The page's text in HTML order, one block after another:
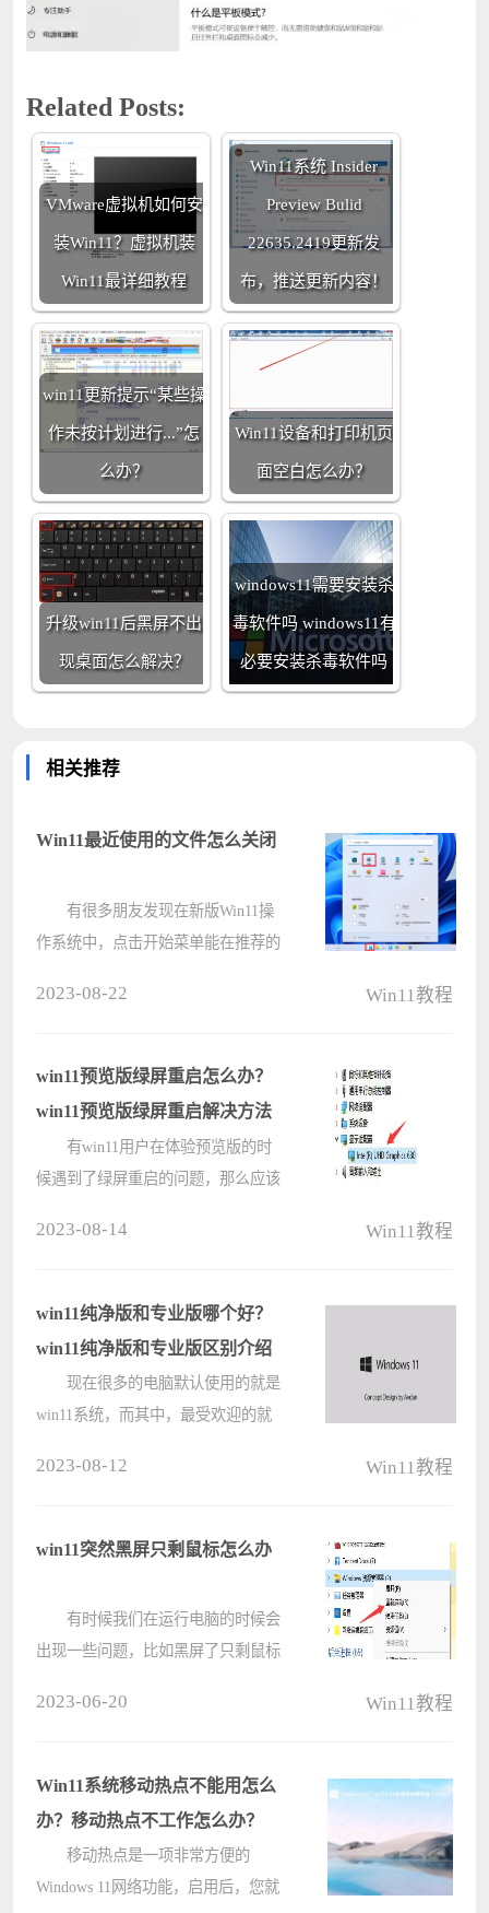
Related Posts:
VMware虚拟机如何安
装Win11？虚拟机装
Win11最详细教程
Win11系统 Insider
Preview Bulid
22635.2419更新发
布，推送更新内容！
win11更新提示“某些操
作未按计划进行...”怎
么办？
Win11设备和打印机页
面空白怎么办？
升级win11后黑屏不出
现桌面怎么解决？
windows11需要安装杀
毒软件吗 windows11有
必要安装杀毒软件吗
相关推荐
Win11最近使用的文件怎么关闭
有很多朋友发现在新版Win11操
作系统中，点击开始菜单能在推荐的
来看看如何关闭这个功能。
Win11????
2023-08-22 Win11教程
win11预览版绿屏重启怎么办？
win11预览版绿屏重启解决方法
有win11用户在体验预览版的时
候遇到了绿屏重启的问题，那么应该
话，就调出Windows内存诊断工具对
电脑进????
2023-08-14 Win11教程
win11纯净版和专业版哪个好？
win11纯净版和专业版区别介绍
现在很多的电脑默认使用的就是
win11系统，而其中，最受欢迎的就
区别，那么本期win11教程，小编就
2023-08-12 Win11教程
win11突然黑屏只剩鼠标怎么办
有时候我们在运行电脑的时候会
出现一些问题，比如黑屏了只剩鼠标
屏只剩鼠标怎么办： 方法
一：????
2023-06-20 Win11教程
Win11系统移动热点不能用怎么
办？移动热点不工作怎么办？
移动热点是一项非常方便的
Windows 11网络功能，启用后，您就